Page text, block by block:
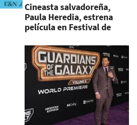
Cineasta salvadoreña,
Paula Heredia, estrena
película en Festival de